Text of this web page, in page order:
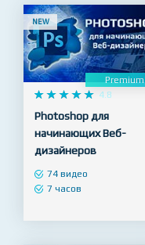
NEW
Premium
    
     4.8
Photoshop для
начинающих Веб-
дизайнеров
74 видео
7 часов